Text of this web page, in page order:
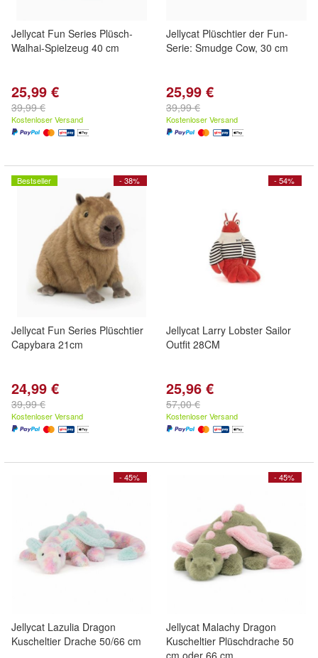
Jellycat Fun Series Plüsch-
Walhai-Spielzeug 40 cm
25,99 €
39,99 €
Kostenloser Versand
Jellycat Plüschtier der Fun-
Serie: Smudge Cow, 30 cm
25,99 €
39,99 €
Kostenloser Versand
- 38%
Bestseller
Jellycat Fun Series Plüschtier
Capybara 21cm
24,99 €
39,99 €
Kostenloser Versand
- 54%
Jellycat Larry Lobster Sailor
Outfit 28CM
25,96 €
57,00 €
Kostenloser Versand
- 45%
Jellycat Lazulia Dragon
Kuscheltier Drache 50/66 cm
- 45%
Jellycat Malachy Dragon
Kuscheltier Plüschdrache 50
cm oder 66 cm